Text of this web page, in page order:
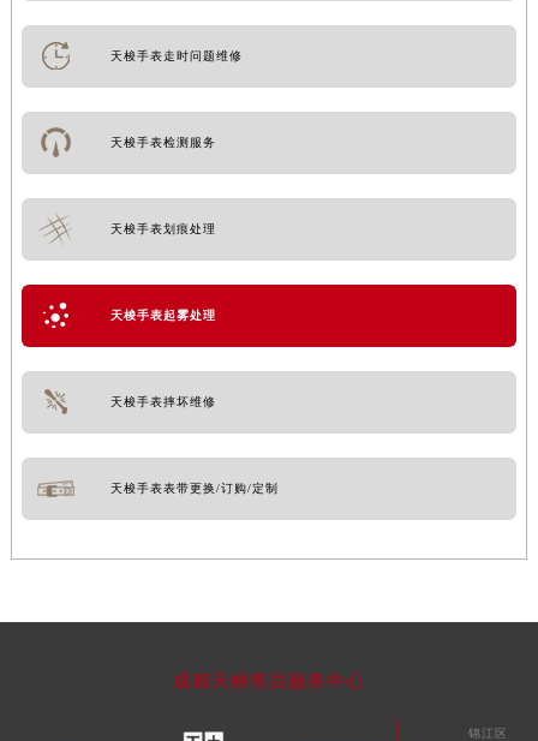
天梭手表走时问题维修
天梭手表检测服务
天梭手表划痕处理
天梭手表起雾处理
天梭手表摔坏维修
天梭手表表带更换/订购/定制
成都天梭售后服务中心
锦江区